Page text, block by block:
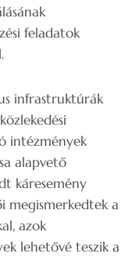
feladatok
infrastruktúrák
intézmények
alapvető
káresemény
megismerkedtek a
azok
lehetővé teszik a